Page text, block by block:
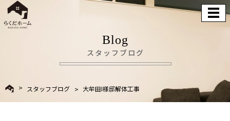
Blog
スタッフブログ
スタッフブログ 大牟田I様邸解体工事